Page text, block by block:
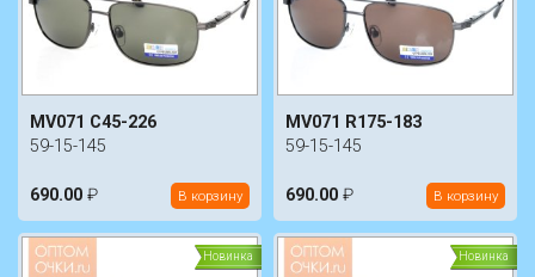
MV071 C45-226
59-15-145
690.00 ₽ В корзину
MV071 R175-183
59-15-145
690.00 ₽ В корзину
Новинка Новинка